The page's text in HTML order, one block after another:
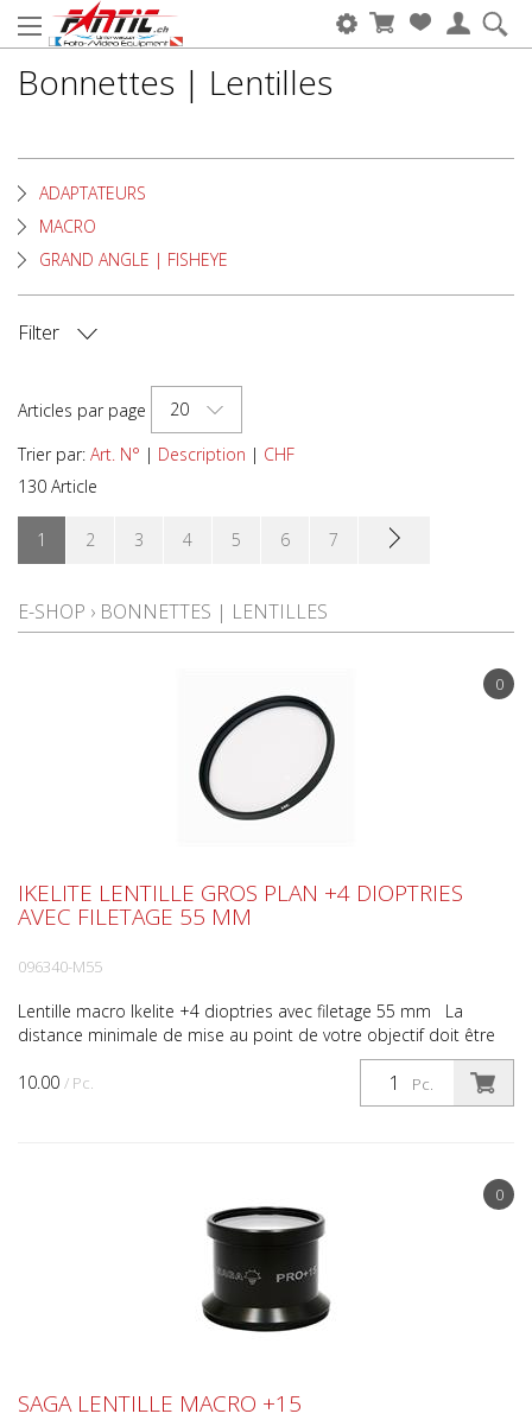
Bonnettes | Lentilles
ADAPTATEURS
MACRO
GRAND ANGLE | FISHEYE
Filter
MARQUE DU CAISSON
Articles par page
20
Trier par: Art. N° | Description | CHF
130 Article
1 2 3 4 5 6 7
E-SHOP › BONNETTES | LENTILLES
0
10.00 / Pc. Pc.
IKELITE LENTILLE GROS PLAN +4 DIOPTRIES
AVEC FILETAGE 55 MM
096340-M55
Lentille macro Ikelite +4 dioptries avec filetage 55 mm La
distance minimale de mise au point de votre objectif doit être
de 30,5 cm (12 pouces) ou moins pour pouvoir f...
0
SAGA LENTILLE MACRO +15